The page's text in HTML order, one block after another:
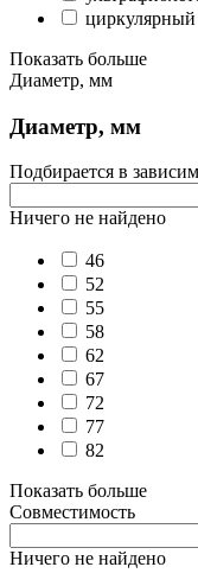
Показать больше
Диаметр, мм
Диаметр, мм
Подбирается в
Ничего не найдено
46
52
55
58
62
67
72
77
82
Показать больше
Совместимость
Ничего не найдено